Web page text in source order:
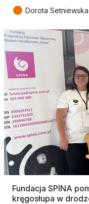
● Dorota
Fundacja SPINA
kręgosłupa w